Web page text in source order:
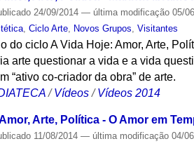
24/09/2014— última modificação 05/
,Ciclo Arte Novos Grupos ,Visitantes
do ciclo A Vida Hoje: Amor, Arte,
arte questionar a vida e a vida
“ativo co-criador da obra” de arte.
/Vídeos /Vídeos 2014
Arte, Política - O Amor em
11/08/2014— última modificação 04/